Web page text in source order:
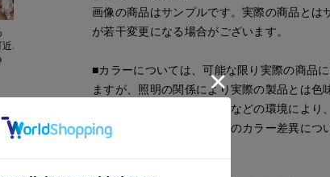
近鉄SUPERIORCLOSET
Mikiko
Mayu
morimoto
画像の商品はサンプルです。実際の商品と
が若干変更になる場合がございます。
■カラーについては、可能な限り実際の商品
ますが、照明の関係により実際の製品とは
パソコン・スマートフォンなどの環境によ
もございます。現物と画像のカラー差異につ